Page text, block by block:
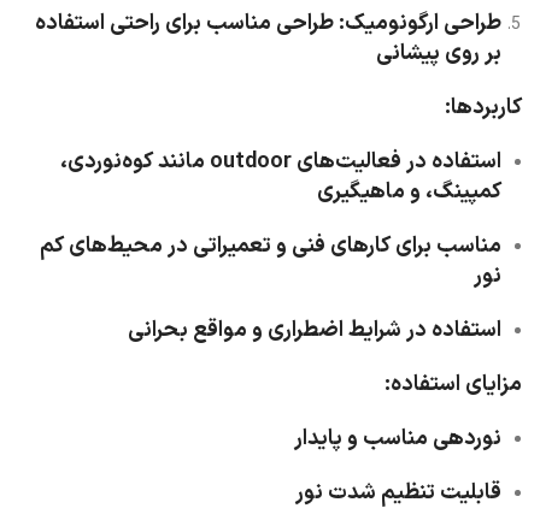
طراحی ارگونومیک: طراحی مناسب برای راحتی استفاده
بر روی پیشانی
کاربردها:
استفاده در فعالیت‌های outdoor مانند کوه‌نوردی،
کمپینگ، و ماهیگیری
مناسب برای کارهای فنی و تعمیراتی در محیط‌های کم
نور
استفاده در شرایط اضطراری و مواقع بحرانی
مزایای استفاده:
نوردهی مناسب و پایدار
قابلیت تنظیم شدت نور